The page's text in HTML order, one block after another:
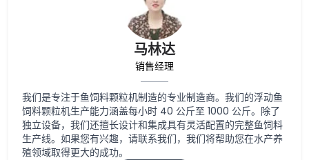
马林达
销售经理
我们是专注于鱼饲料颗粒机制造的专业制造商。我们的浮动鱼
饲料颗粒机生产能力涵盖每小时 40 公斤至 1000 公斤。除了
独立设备，我们还擅长设计和集成具有灵活配置的完整鱼饲料
生产线。如果您有兴趣，请联系我们，我们将帮助您在水产养
殖领域取得更大的成功。